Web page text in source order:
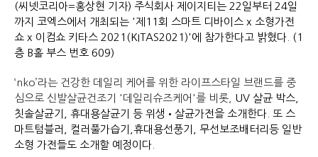
(씨넷코리아=홍상현 기자) 주식회사 제이지티는 22일부터 24일
까지 코엑스에서 개최되는 '제11회 스마트 디바이스 x 소형가전
쇼 x 이컴쇼 키타스 2021(KITAS2021)'에 참가한다고 밝혔다. (1
층 B홀 부스 번호 609)
‘nko’라는 건강한 데일리 케어를 위한 라이프스타일 브랜드를 중
심으로 신발살균건조기 '데일리슈즈케어'를 비롯,
UV 살균 박스,
칫솔살균기, 휴대용살균기 등 위생•살균가전을 소개한다. 또 스
마트텀블러, 컬러풀가습기,휴대용선풍기, 무선보조배터리등 일반
소형 가전들도 소개할 예정이다.